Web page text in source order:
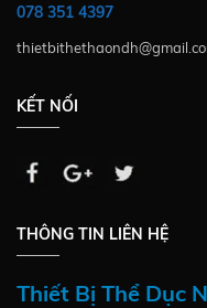
078 351 4397
KẾT NỐI
THÔNG TIN LIÊN HỆ
Thiết Bị Thể Dục